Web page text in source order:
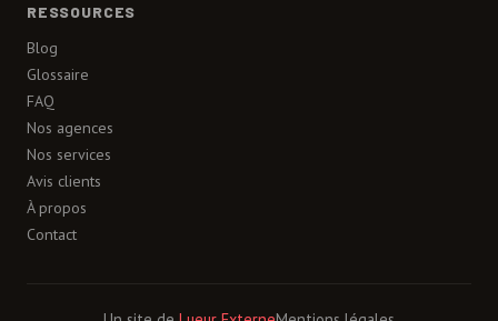
RESSOURCES
Blog
Glossaire
FAQ
Nos agences
Nos services
Avis clients
À propos
Contact